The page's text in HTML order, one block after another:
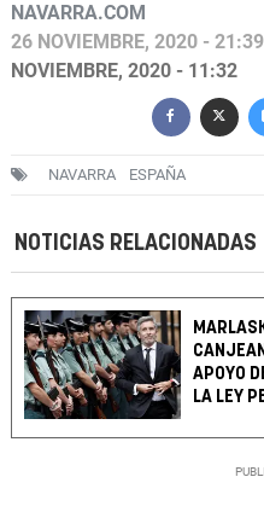
NAVARRA.COM
26 NOVIEMBRE, 2020 - 21:39
NOVIEMBRE, 2020 - 11:32
NAVARRA ESPAÑA
NOTICIAS RELACIONADAS
APOYO
LA LEY